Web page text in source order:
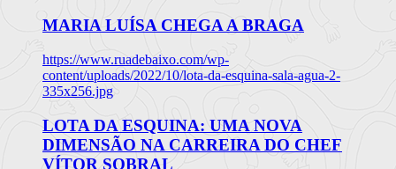
MARIA LUÍSA CHEGA A BRAGA
https://www.ruadebaixo.com/wp-
content/uploads/2022/10/lota-da-esquina-sala-agua-2-
335x256.jpg
LOTA DA ESQUINA: UMA NOVA
DIMENSÃO NA CARREIRA DO CHEF
VÍTOR SOBRAL